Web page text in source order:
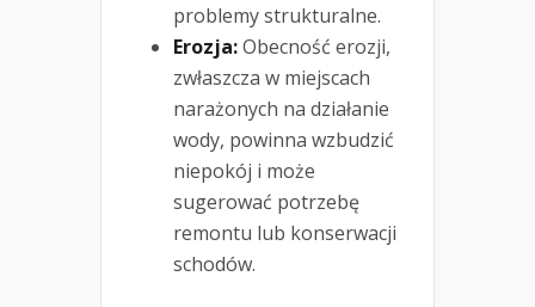
problemy strukturalne.
Erozja:Obecność erozji,
zwłaszcza w miejscach
narażonych na działanie
wody, powinna wzbudzić
niepokój i może
sugerować potrzebę
remontu lub konserwacji
schodów.